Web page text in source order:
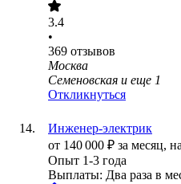
3.4
•
369 отзывов
Москва
Семеновская и еще 1
Откликнуться
Инженер-электрик
от 140 000 ₽ за месяц,
Опыт 1-3 года
Выплаты: Два раза в